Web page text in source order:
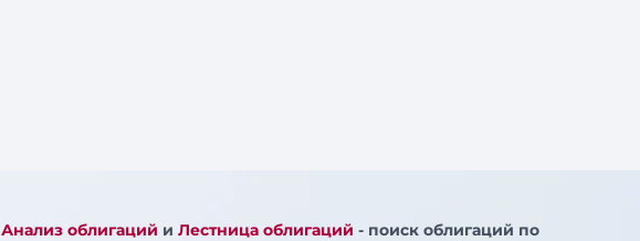
Анализ облигаций и Лестница облигаций - поиск облигаций по